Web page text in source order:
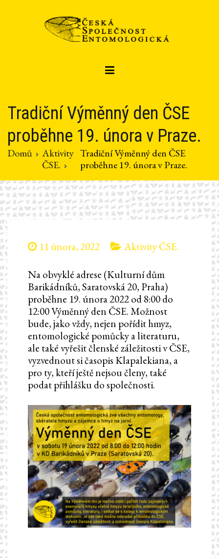
Tradiční Výměnný den ČSE
proběhne 19. února v Praze.
Domů
Aktivity
ČSE.
Tradiční Výměnný den ČSE
proběhne 19. února v Praze.
11 února, 2022 Aktivity ČSE.
Na obvyklé adrese (Kulturní dům
Barikádníků, Saratovská 20, Praha)
proběhne 19. února 2022 od 8:00 do
12:00 Výměnný den ČSE. Možnost
bude, jako vždy, nejen pořídit hmyz,
entomologické pomůcky a literaturu,
ale také vyřešit členské záležitosti v ČSE,
vyzvednout si časopis Klapalekiana, a
pro ty, kteří ještě nejsou členy, také
podat přihlášku do společnosti.